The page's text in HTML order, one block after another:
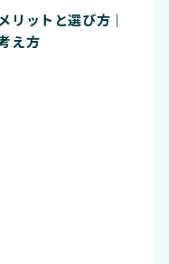
リットと選び方｜
え方